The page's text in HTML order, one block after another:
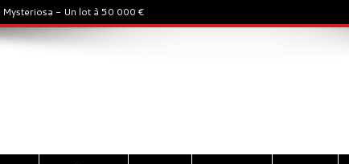
Mysteriosa - Un lot à 50 000 €